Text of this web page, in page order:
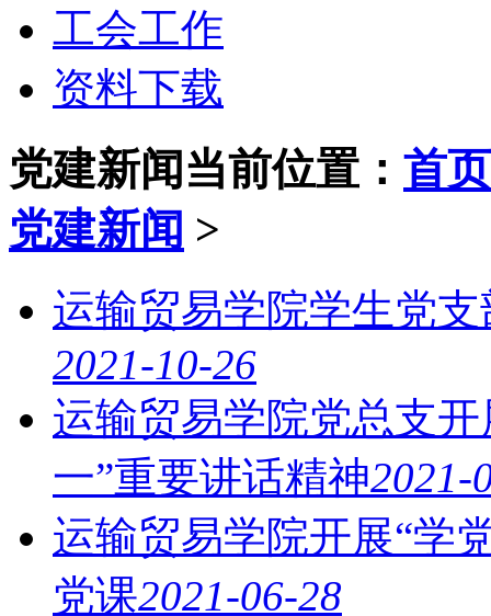
工会工作
资料下载
党建新闻 当前位置： 首页
党建新闻 >
运输贸易学院学生党
2021-10-26
运输贸易学院党总支
一”重要讲话精神2021-
运输贸易学院开展“学
党课2021-06-28